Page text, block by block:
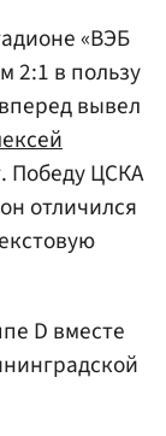
«ВЭБ
2:1 в пользу
вывел
Победу ЦСКА
отличился
D вместе